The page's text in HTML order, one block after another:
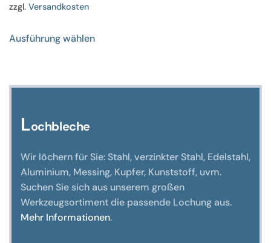
zzgl. Versandkosten
Ausführung wählenProdukt
Varianten
auf
der
Produktseite
gewählt
werden
Lochbleche
Wir löchern für Sie: Stahl, verzinkter Stahl, Edelstahl,
Aluminium, Messing, Kupfer, Kunststoff, uvm.
Suchen Sie sich aus unserem großen
Werkzeugsortiment die passende Lochung aus.
Mehr Informationen.